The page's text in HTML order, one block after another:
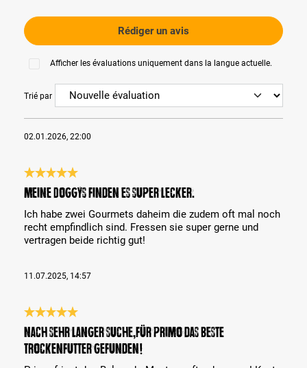
Rédiger un avis
Afficher les évaluations uniquement dans la langue actuelle.
Trié par
02.01.2026, 22:00
Évaluation avec une note de 5 sur 5 étoiles
Meine Doggys finden es super lecker.
Ich habe zwei Gourmets daheim die zudem oft mal noch
recht empfindlich sind. Fressen sie super gerne und
vertragen beide richtig gut!
11.07.2025, 14:57
Évaluation avec une note de 5 sur 5 étoiles
Nach sehr langer Suche,für Primo das beste
Trockenfutter gefunden!